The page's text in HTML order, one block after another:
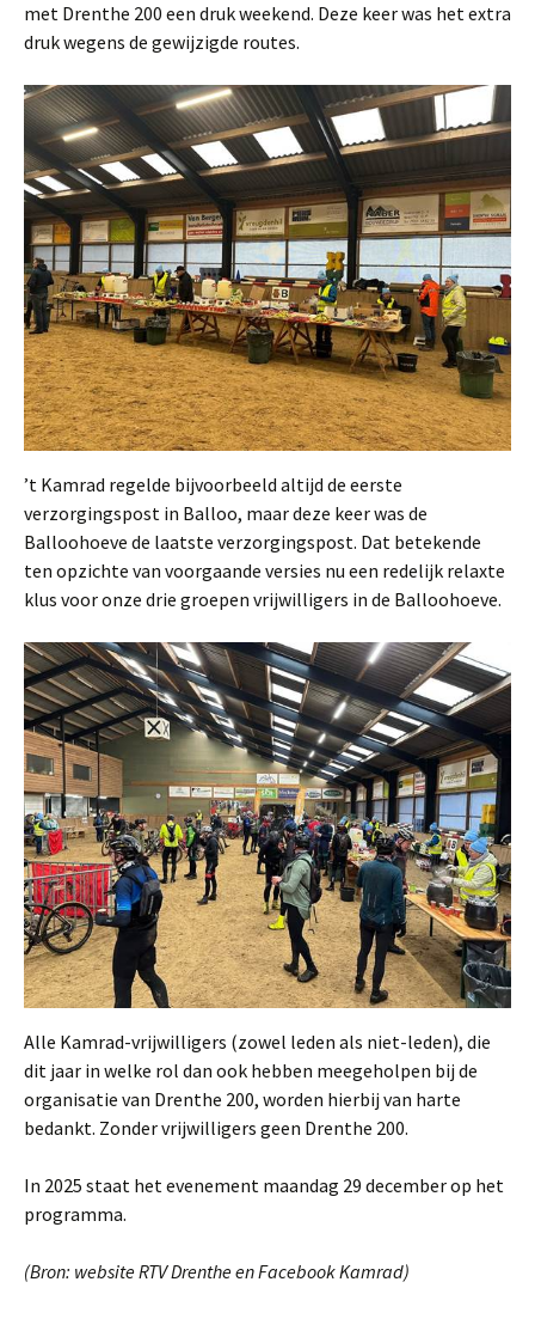
met Drenthe 200 een druk weekend. Deze keer was het extra
druk wegens de gewijzigde routes.
’t Kamrad regelde bijvoorbeeld altijd de eerste
verzorgingspost in Balloo, maar deze keer was de
Balloohoeve de laatste verzorgingspost. Dat betekende
ten opzichte van voorgaande versies nu een redelijk relaxte
klus voor onze drie groepen vrijwilligers in de Balloohoeve.
Alle Kamrad-vrijwilligers (zowel leden als niet-leden), die
dit jaar in welke rol dan ook hebben meegeholpen bij de
organisatie van Drenthe 200, worden hierbij van harte
bedankt. Zonder vrijwilligers geen Drenthe 200.
In 2025 staat het evenement maandag 29 december op het
programma.
(Bron: website RTV Drenthe en Facebook Kamrad)